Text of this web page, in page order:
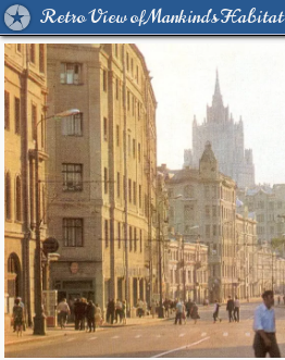
Retro View of Mankind's Habitat